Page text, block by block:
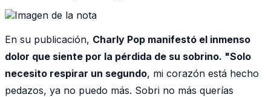
En su publicación, Charly Pop manifestó el inmenso
dolor que siente por la pérdida de su sobrino. "Solo
necesito respirar un segundo, mi corazón está hecho
pedazos, ya no puedo más. Sobri no más querías